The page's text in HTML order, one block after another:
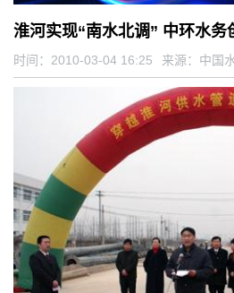
淮河实现“南水北调” 中环水务
时间：2010-03-04 16:25 来源： 中国